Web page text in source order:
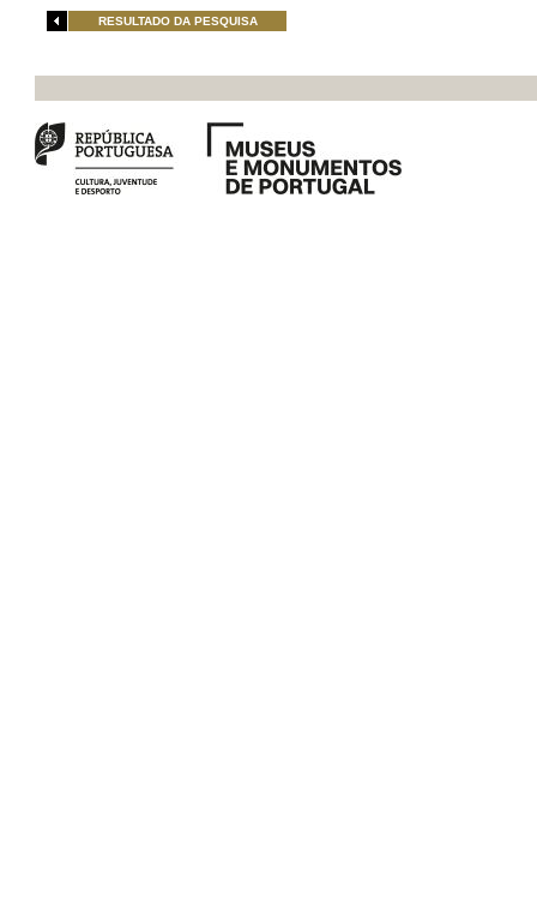
RESULTADO DA PESQUISA